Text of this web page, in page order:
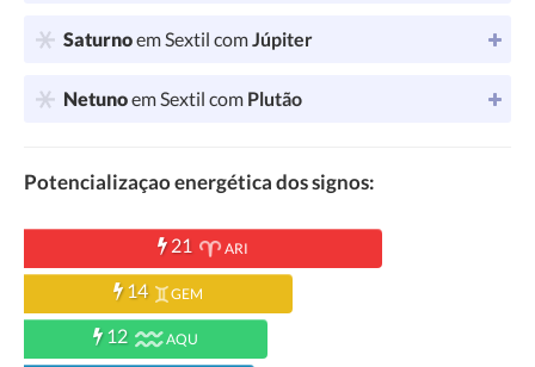
Saturnoem Sextil comJúpiter
Netunoem Sextil com Plutão
Potencializaçao energética dos signos:
21 ARI
14 GEM
12 AQU